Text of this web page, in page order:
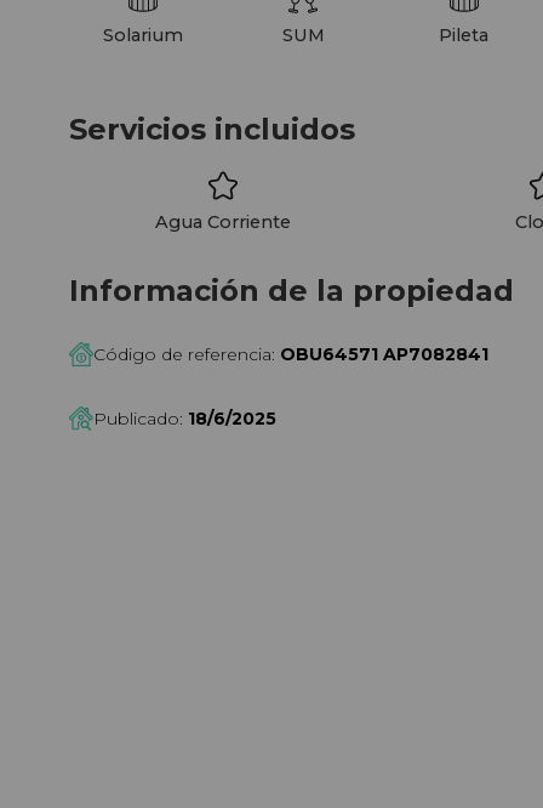
Solarium SUM Pileta
Servicios incluidos
Agua Corriente
Información de la propiedad
Código de referencia: OBU64571 AP7082841
Publicado: 18/6/2025